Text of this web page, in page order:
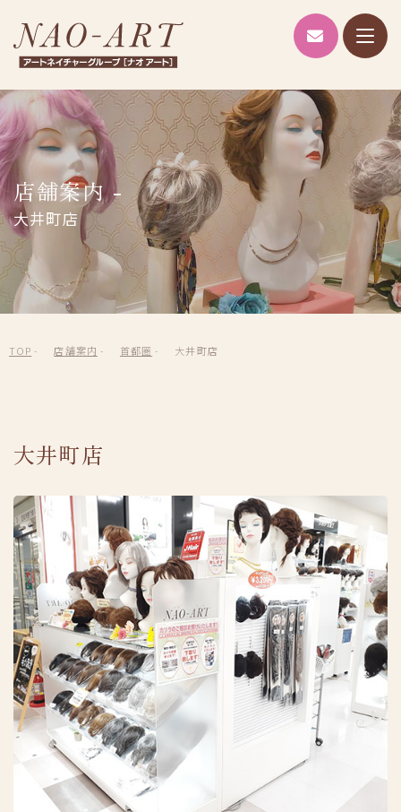
NAO-
ブランド紹介
NAO-ART
Alicia lulu
RIS
ヘッドスパ
AIシミュレーション
店舗案内
採用情報
プライバシーポリシー
TEL.0120-287-738
受付時間 10:00-18:00 [ 土・日除く ]
店舗案内 -
大井町店
TOP 店舗案内 首都圏 大井町店
大井町店